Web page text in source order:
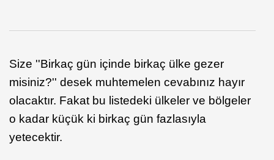
Size ''Birkaç gün içinde birkaç ülke gezer
misiniz?'' desek muhtemelen cevabınız hayır
olacaktır. Fakat bu listedeki ülkeler ve bölgeler
o kadar küçük ki birkaç gün fazlasıyla
yetecektir.